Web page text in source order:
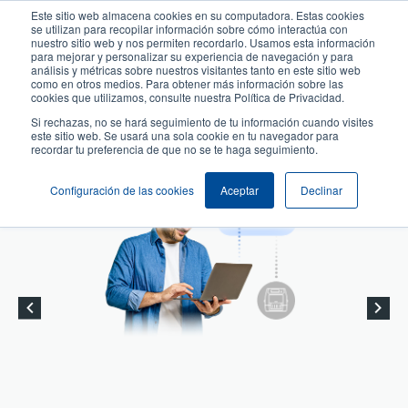
Este sitio web almacena cookies en su computadora. Estas cookies
se utilizan para recopilar información sobre cómo interactúa con
nuestro sitio web y nos permiten recordarlo. Usamos esta información
para mejorar y personalizar su experiencia de navegación y para
análisis y métricas sobre nuestros visitantes tanto en este sitio web
como en otros medios. Para obtener más información sobre las
cookies que utilizamos, consulte nuestra Política de Privacidad.
Si rechazas, no se hará seguimiento de tu información cuando visites
este sitio web. Se usará una sola cookie en tu navegador para
recordar tu preferencia de que no se te haga seguimiento.
Configuración de las cookies Aceptar Declinar
contenido
principal
User
account
menu
User
Anonymous
Header
Selector de productos